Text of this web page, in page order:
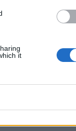
it